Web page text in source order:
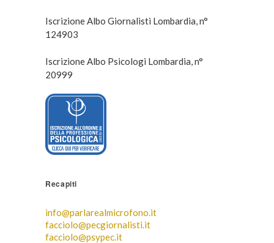
Iscrizione Albo Giornalisti Lombardia, n°
124903
Iscrizione Albo Psicologi Lombardia, n°
20999
Recapiti
info@parlarealmicrofono.it
facciolo@pecgiornalisti.it
facciolo@psypec.it